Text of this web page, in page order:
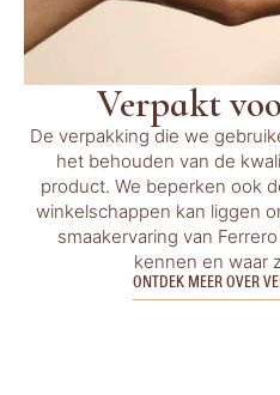
Verpakt
De verpakking die we
het behouden van de
product. We beperken ook
winkelschappen kan liggen
smaakervaring van
kennen en waar
ONTDEK MEER OVER